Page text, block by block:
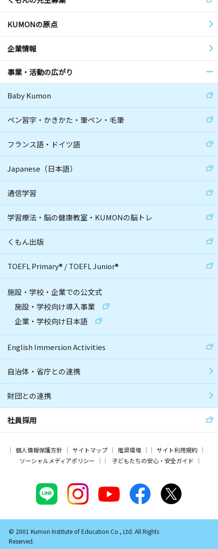
KUMONの原点
企業情報
事業・活動の広がり
Baby Kumon
ペン習字・かきかた・筆ペン・毛筆
フランス語・ドイツ語
Japanese（日本語）
通信学習
学習療法・脳の健康教室・KUMONの脳トレ
くもん出版
TOEFL Primary® /TOEFL Junior®
施設・学校・企業での公文式
施設・学校向け導入事業
企業・学校向け日本語
English Immersion Activities
自治体・省庁との連携
財団との連携
社員採用
個人情報保護方針 サイトマップ 推奨環境
サイト利用規約
ソーシャルメディアポリシー
子どもたちの安心・安全ガイド
© 2001 Kumon Institute of Education Co., Ltd. All Rights
Reserved.